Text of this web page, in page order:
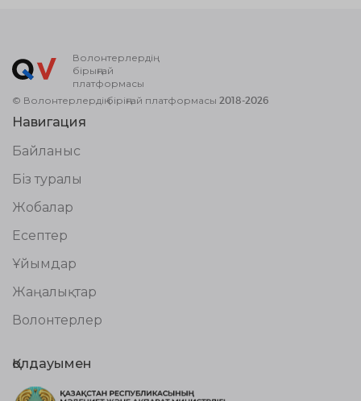
Волонтерлердің
бірыңғай
платформасы
© Волонтерлердің біріңғай платформасы 2018-2026
Навигация
Байланыс
Біз туралы
Жобалар
Есептер
Ұйымдар
Жаңалықтар
Волонтерлер
Қолдауымен